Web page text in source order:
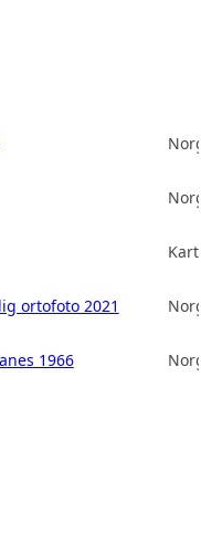
ortofoto 2021
1966